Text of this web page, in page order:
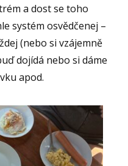
a dost se toho
systém osvědčenej –
(nebo si vzájemně
dojídá nebo si dáme
apod.